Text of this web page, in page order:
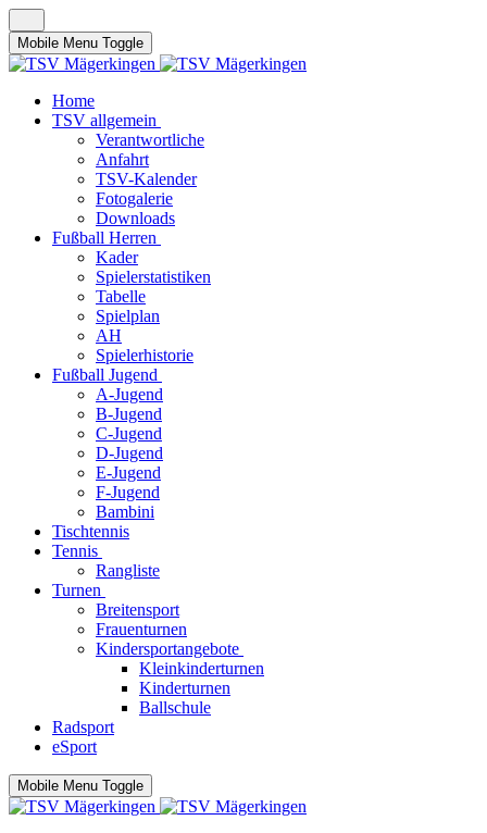
Mobile Menu Toggle
Home
TSV allgemein
Verantwortliche
Anfahrt
TSV-Kalender
Fotogalerie
Downloads
Fußball Herren
Kader
Spielerstatistiken
Tabelle
Spielplan
AH
Spielerhistorie
Fußball Jugend
A-Jugend
B-Jugend
C-Jugend
D-Jugend
E-Jugend
F-Jugend
Bambini
Tischtennis
Tennis
Rangliste
Turnen
Breitensport
Frauenturnen
Kindersportangebote
Kleinkinderturnen
Kinderturnen
Ballschule
Radsport
eSport
Mobile Menu Toggle